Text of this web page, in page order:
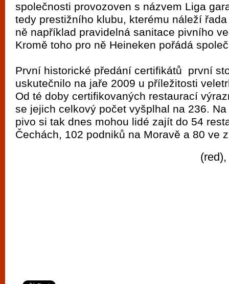
společnosti provozoven s názvem Liga
tedy prestižního klubu, kterému náleží
ně například pravidelná sanitace pivního
Kromě toho pro ně Heineken pořádá
První historické předání certifikátů první
uskutečnilo na jaře 2009 u příležitosti
Od té doby certifikovaných restaurací
se jejich celkový počet vyšplhal na 236.
pivo si tak dnes mohou lidé zajít do 54
Čechách, 102 podniků na Moravě a 80 ve